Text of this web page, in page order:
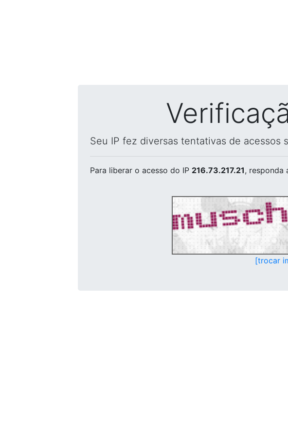
Seu IP fez diversas tentativas de acessos
Para liberar o acesso do IP 216.73.217.21, responda
[trocar